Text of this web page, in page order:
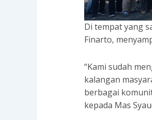
Di tempat yang
Finarto,
“Kami sudah
kalangan
berbagai
kepada Mas